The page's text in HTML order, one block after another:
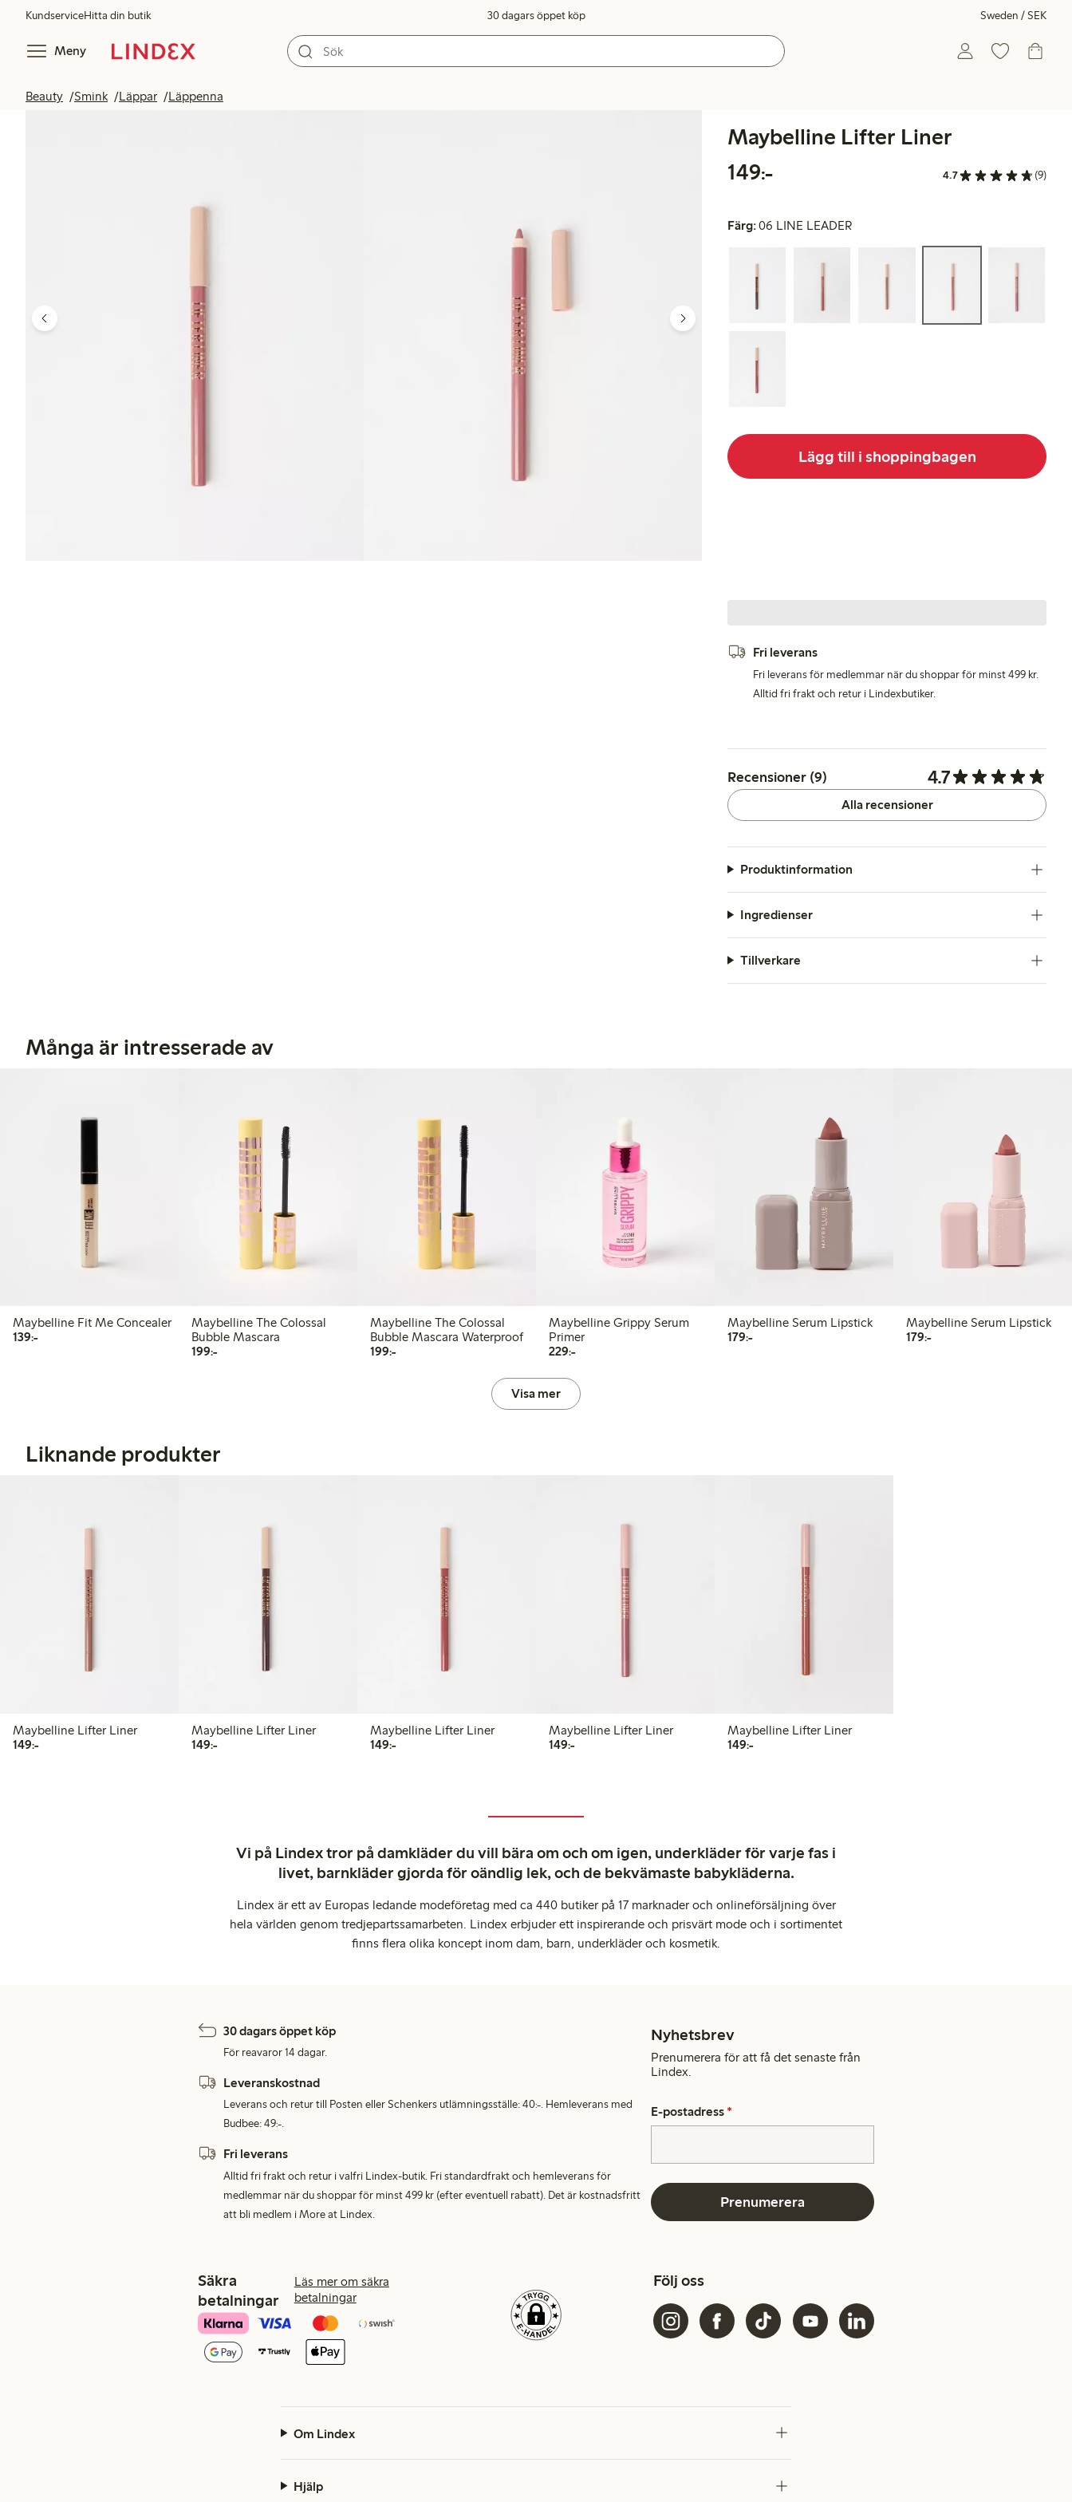
KundserviceHitta din butik 30 dagars öppet köp Sweden / SEK
Meny
Beauty Smink Läppar Läppenna
Maybelline Lifter Liner
149:-
4.7 (9)
Färg:06 LINE LEADER
Lägg till i shoppingbagen
Fri leverans
Fri leverans för medlemmar när du shoppar för minst 499 kr.
Alltid fri frakt och retur i Lindexbutiker.
Recensioner (9) 4.7
Alla recensioner
Produktinformation
Ingredienser
Tillverkare
Många är intresserade av
Maybelline Fit Me Concealer
139:-139,00 kr
Maybelline The Colossal
Bubble Mascara
199:-199,00 kr
Maybelline The Colossal
Bubble Mascara Waterproof
199:-199,00 kr
Maybelline Grippy Serum
Primer
229:-229,00 kr
Maybelline Serum Lipstick
179:-179,00 kr
Maybelline Serum Lipstick
179:-179,00 kr
Visa mer
Liknande produkter
Maybelline Lifter Liner
149:-149,00 kr
Maybelline Lifter Liner
149:-149,00 kr
Maybelline Lifter Liner
149:-149,00 kr
Maybelline Lifter Liner
149:-149,00 kr
Maybelline Lifter Liner
149:-149,00 kr
Vi på Lindex tror på damkläder du vill bära om och om igen, underkläder för varje fas i
livet, barnkläder gjorda för oändlig lek, och de bekvämaste babykläderna.
Lindex är ett av Europas ledande modeföretag med ca 440 butiker på 17 marknader och onlineförsäljning över
hela världen genom tredjepartssamarbeten. Lindex erbjuder ett inspirerande och prisvärt mode och i sortimentet
finns flera olika koncept inom dam, barn, underkläder och kosmetik.
30 dagars öppet köp
För reavaror 14 dagar.
Leveranskostnad
Leverans och retur till Posten eller Schenkers utlämningsställe: 40:-. Hemleverans med
Budbee: 49:-.
Fri leverans
Alltid fri frakt och retur i valfri Lindex-butik. Fri standardfrakt och hemleverans för
medlemmar när du shoppar för minst 499 kr (efter eventuell rabatt). Det är kostnadsfritt
att bli medlem i More at Lindex.
Nyhetsbrev
Prenumerera för att få det senaste från
Lindex.
E-postadress *
Prenumerera
Säkra
betalningar
Läs mer om säkra
betalningar
Följ oss
Om Lindex
Hjälp